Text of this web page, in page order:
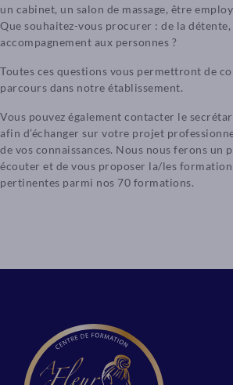
un cabinet, un salon de massage, être
Que souhaitez-vous procurer : de la
accompagnement aux personnes ?
Toutes ces questions vous permettront de
parcours dans notre établissement.
Vous pouvez également contacter le
afin d’échanger sur votre projet
de vos connaissances. Nous nous ferons un
écouter et de vous proposer la/les
pertinentes parmi nos 70 formations.